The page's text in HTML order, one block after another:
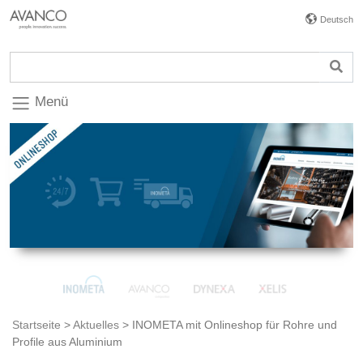
Deutsch
Menü
Startseite >Aktuelles > INOMETA mit Onlineshop für Rohre und
Profile aus Aluminium